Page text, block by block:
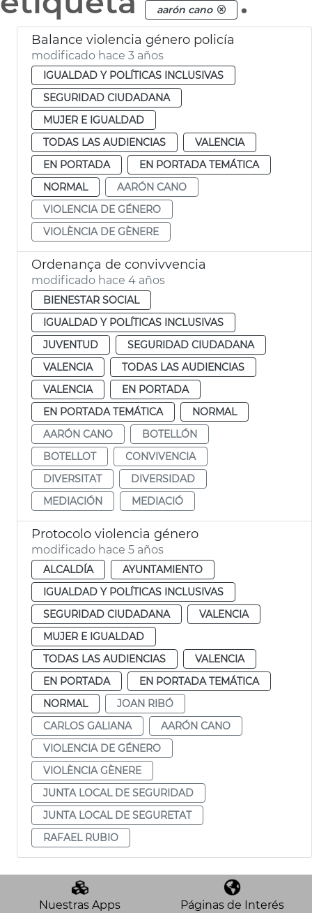
aarón cano
Balance violencia género policía
modificado hace 3 años
IGUALDAD Y POLÍTICAS INCLUSIVAS
SEGURIDAD CIUDADANA
MUJER E IGUALDAD
TODAS LAS AUDIENCIAS
VALENCIA
EN PORTADA
EN PORTADA TEMÁTICA
NORMAL
AARÓN CANO
VIOLENCIA DE GÉNERO
VIOLÈNCIA DE GÈNERE
Ordenança de convivvencia
modificado hace 4 años
BIENESTAR SOCIAL
IGUALDAD Y POLÍTICAS INCLUSIVAS
JUVENTUD
SEGURIDAD CIUDADANA
VALENCIA
TODAS LAS AUDIENCIAS
VALENCIA
EN PORTADA
EN PORTADA TEMÁTICA
NORMAL
AARÓN CANO
BOTELLÓN
BOTELLOT
CONVIVENCIA
DIVERSITAT
DIVERSIDAD
MEDIACIÓN
MEDIACIÓ
Protocolo violencia género
modificado hace 5 años
ALCALDÍA
AYUNTAMIENTO
IGUALDAD Y POLÍTICAS INCLUSIVAS
SEGURIDAD CIUDADANA
VALENCIA
MUJER E IGUALDAD
TODAS LAS AUDIENCIAS
VALENCIA
EN PORTADA
EN PORTADA TEMÁTICA
NORMAL
JOAN RIBÓ
CARLOS GALIANA
AARÓN CANO
VIOLENCIA DE GÉNERO
VIOLÈNCIA GÈNERE
JUNTA LOCAL DE SEGURIDAD
JUNTA LOCAL DE SEGURETAT
RAFAEL RUBIO
Nuestras Apps Páginas de Interés